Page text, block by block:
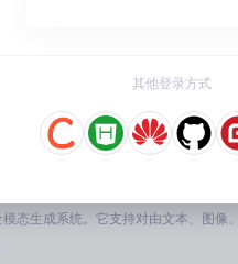
Snap Hutao开源辅助工具全解析
其他登录方式